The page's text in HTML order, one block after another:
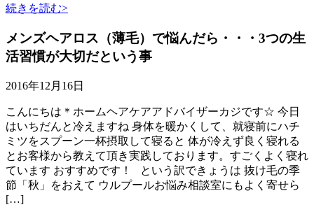
続きを読む>
メンズヘアロス（薄毛）で悩んだら・・・3つの生
活習慣が大切だという事
2016年12月16日
こんにちは＊ホームヘアケアアドバイザーカジです☆ 今日
はいちだんと冷えますね 身体を暖かくして、就寝前にハチ
ミツをスプーン一杯摂取して寝ると 体が冷えず良く寝れる
とお客様から教えて頂き実践しております。すごくよく寝れ
ています おすすめです！ という訳できょうは 抜け毛の季
節「秋」をおえて ウルプールお悩み相談室にもよく寄せら
[…]